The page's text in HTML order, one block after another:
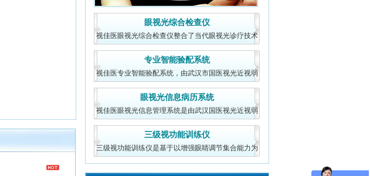
眼视光综合检查仪
视佳医眼视光综合检查仪整合了当代眼视光诊疗技术
的诸多方法，对眼
专业智能验配系统
视佳医专业智能验配系统，由武汉市国医视光近视弱
视研究院开发中心
眼视光信息病历系统
视佳医眼视光信息管理系统是由武汉国医视光近视弱
视研究院研发（武
三级视功能训练仪
三级视功能训练仪是基于以增强眼睛调节集合能力为
核心的视功能训练
强东梅
眼科专家
主任医师 原武汉三医院眼科主任
现武汉视佳医眼科近视...
赵长松
眼科专家
教授、主任医师 华中科技大学硕
士生导师 原武汉同济医... [详细]